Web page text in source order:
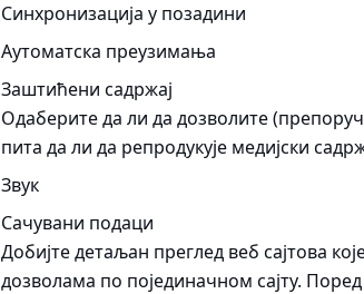
Синхронизација у позадини
Аутоматска преузимања
Заштићени садржај
Одаберите да ли да дозволите
пита да ли да репродукује медијски
Звук
Сачувани подаци
Добијте детаљан преглед веб сајтова
дозволама по појединачном сајту.